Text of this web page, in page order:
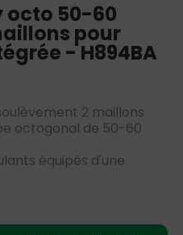
octo 50-60
pour
- H894BA
2 maillons
octogonal de 50-60
équipés d'une